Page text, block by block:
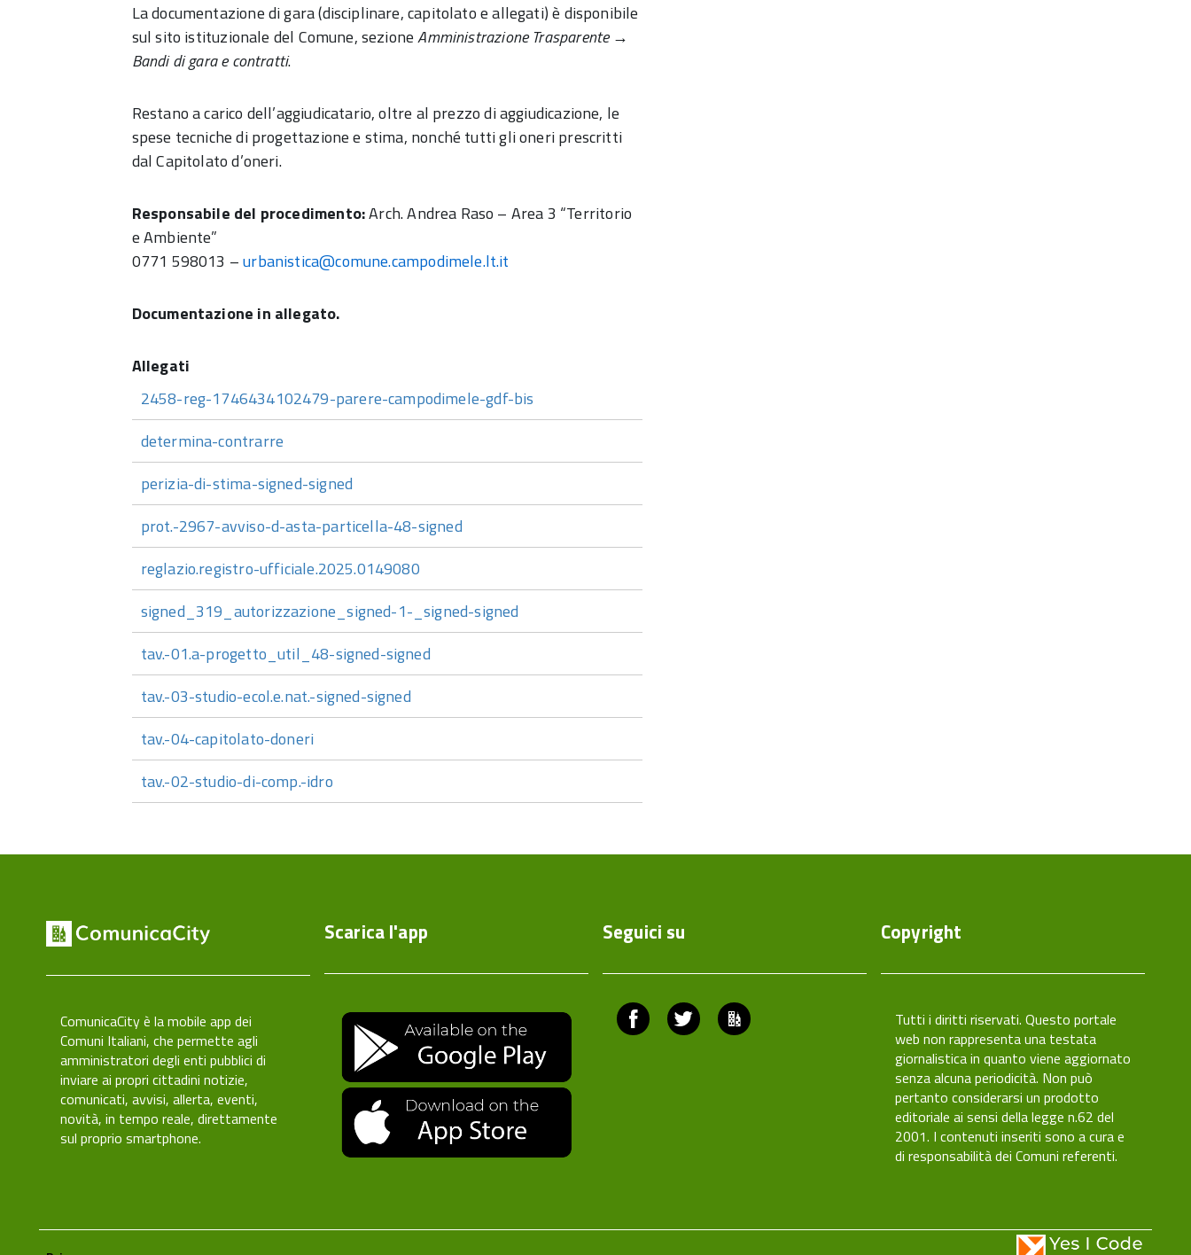
La documentazione di gara (disciplinare, capitolato e allegati) è disponibile
sul sito istituzionale del Comune, sezioneAmministrazione Trasparente →
Bandi di gara e contratti.
Restano a carico dell’aggiudicatario, oltre al prezzo di aggiudicazione, le
spese tecniche di progettazione e stima, nonché tutti gli oneri prescritti
dal Capitolato d’oneri.
Responsabile del procedimento:Arch. Andrea Raso – Area 3 “Territorio
e Ambiente”
0771 598013 –urbanistica@comune.campodimele.lt.it
Documentazione in allegato.
2458-reg-1746434102479-parere-campodimele-gdf-bis
determina-contrarre
perizia-di-stima-signed-signed
prot.-2967-avviso-d-asta-particella-48-signed
reglazio.registro-ufficiale.2025.0149080
signed_319_autorizzazione_signed-1-_signed-signed
tav.-01.a-progetto_util_48-signed-signed
tav.-03-studio-ecol.e.nat.-signed-signed
tav.-04-capitolato-doneri
tav.-02-studio-di-comp.-idro
ComunicaCity è la mobile app dei
Comuni Italiani, che permette agli
amministratori degli enti pubblici di
inviare ai propri cittadini notizie,
comunicati, avvisi, allerta, eventi,
novità, in tempo reale, direttamente
sul proprio smartphone.
Scarica l'app Seguici su
Facebook Twitter
Copyright
Tutti i diritti riservati. Questo portale
web non rappresenta una testata
giornalistica in quanto viene aggiornato
senza alcuna periodicità. Non può
pertanto considerarsi un prodotto
editoriale ai sensi della legge n.62 del
2001. I contenuti inseriti sono a cura e
di responsabilità dei Comuni referenti.